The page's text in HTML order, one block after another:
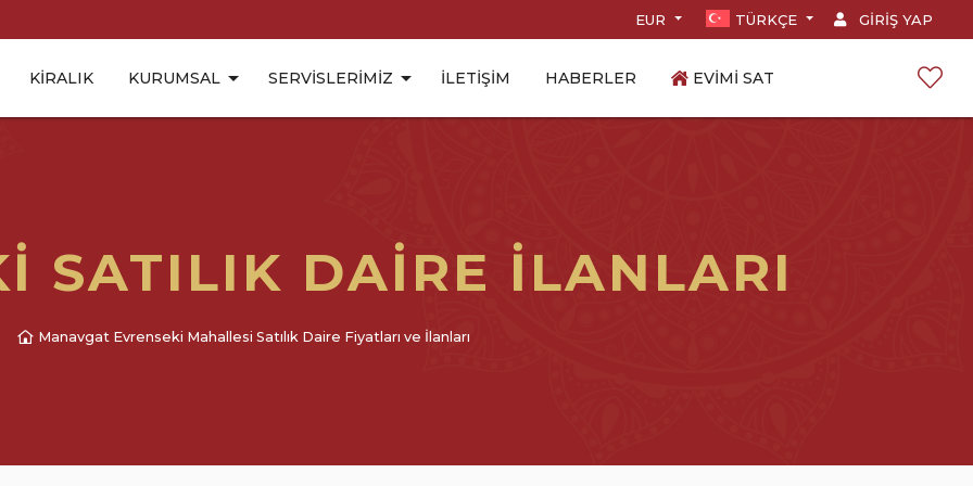
EUR TÜRKÇE GIRIŞ YAP
KIRALIK KURUMSAL SERVISLERIMIZ İLETIŞIM HABERLER EVIMI SAT
SATILIK DAIRE İLANLARI
Manavgat Evrenseki Mahallesi Satılık Daire Fiyatları ve İlanları